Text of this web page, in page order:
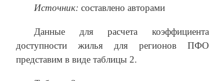
Источник: составлено авторами
Данные для расчета коэффициента
доступности жилья для регионов ПФО
представим в виде таблицы 2.